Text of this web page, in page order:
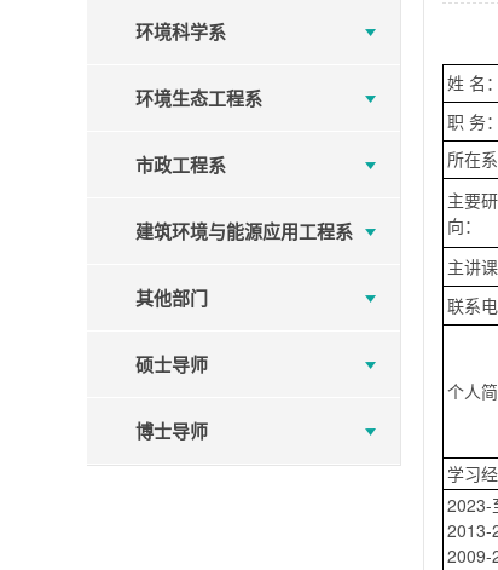
环境科学系
环境生态工程系
市政工程系
建筑环境与能源应用工程系
其他部门
硕士导师
博士导师
姓 名：
职 务：
所在系
主要
向：
主讲课
联系电
个人简
学习经
2023-
2013-
2009-